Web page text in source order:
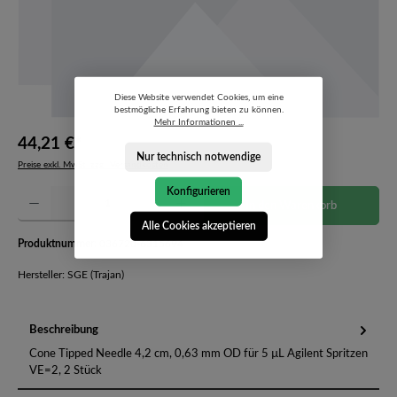
44,21 €*
Preise exkl. MwSt. zzgl. Versandkosten
Produkt Anzahl: Gib den gewünschten Wert ein oder benutze die Schaltflächen um die
In den Warenkorb
Produktnummer: 036720-6315694
Hersteller: SGE (Trajan)
Beschreibung
Cone Tipped Needle 4,2 cm, 0,63 mm OD für 5 µL Agilent Spritzen
VE=2, 2 Stück
Diese Website verwendet Cookies, um eine
bestmögliche Erfahrung bieten zu können.
Mehr Informationen ...
Nur technisch notwendige
Konfigurieren
Alle Cookies akzeptieren